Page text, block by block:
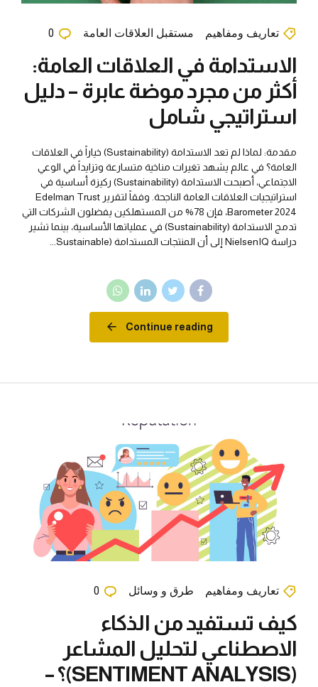
تعاريف ومفاهيم مستقبل العلاقات العامة 0
الاستدامة في العلاقات العامة:
أكثر من مجرد موضة عابرة – دليل
استراتيجي شامل
مقدمة: لماذا لم تعد الاستدامة (Sustainability) خياراً في العلاقات
العامة؟ في عالم يشهد تغيرات مناخية متسارعة وتزايداً في الوعي
الاجتماعي، أصبحت الاستدامة (Sustainability) ركيزة أساسية في
استراتيجيات العلاقات العامة الناجحة. وفقاً لتقرير Edelman Trust
Barometer 2024، فإن 78% من المستهلكين يفضلون الشركات التي
تدمج الاستدامة (Sustainability) في عملياتها الأساسية، بينما تشير
دراسة NielsenIQ إلى أن المنتجات المستدامة (Sustainable...
Continue reading
تعاريف ومفاهيم طرق و وسائل 0
كيف تستفيد من الذكاء
الاصطناعي لتحليل المشاعر
(SENTIMENT ANALYSIS)؟ –